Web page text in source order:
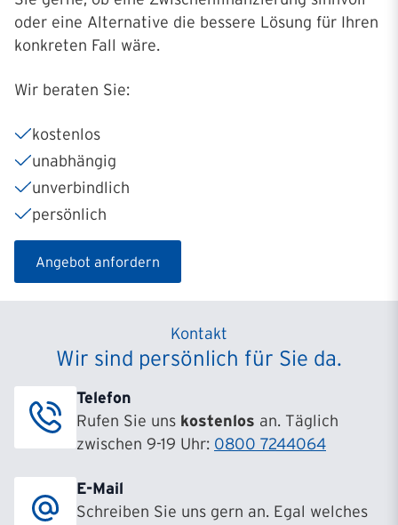
oder eine Alternative die bessere Lösung für Ihren
konkreten Fall wäre.
Wir beraten Sie:
kostenlos
unabhängig
unverbindlich
persönlich
Angebot anfordern
Kontakt
Wir sind persönlich für Sie da.
Telefon
Rufen Sie uns kostenlos an. Täglich
zwischen 9-19 Uhr: 0800 7244064
E-Mail
Schreiben Sie uns gern an. Egal welches